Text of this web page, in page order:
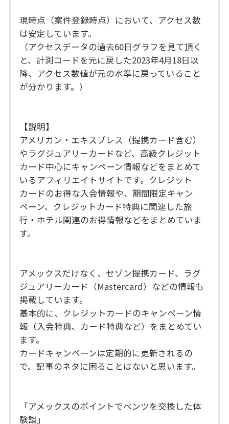
現時点（案件登録時点）において、アクセス数
は安定しています。
（アクセスデータの過去60日グラフを見て頂く
と、計測コードを元に戻した2023年4月18日以
降、アクセス数値が元の水準に戻っていること
が分かります。）
【説明】
アメリカン・エキスプレス（提携カード含む）
やラグジュアリーカードなど、高級クレジット
カード中心にキャンペーン情報などをまとめて
いるアフィリエイトサイトです。クレジット
カードのお得な入会情報や、期間限定キャン
ペーン、クレジットカード特典に関連した旅
行・ホテル関連のお得情報などをまとめていま
す。
アメックスだけなく、セゾン提携カード、ラグ
ジュアリーカード（Mastercard）などの情報も
掲載しています。
基本的に、クレジットカードのキャンペーン情
報（入会特典、カード特典など）をまとめてい
ます。
カードキャンペーンは定期的に更新されるの
で、記事のネタに困ることはないと思います。
「アメックスのポイントでベンツを交換した体
験談」